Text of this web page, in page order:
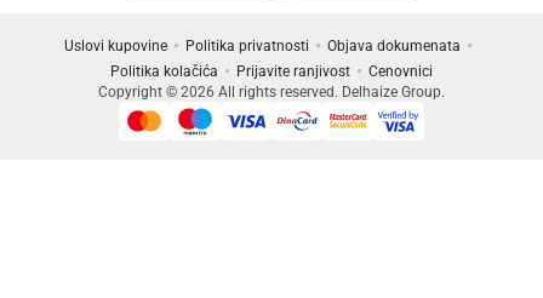
Uslovi kupovine Politika privatnosti
Objava dokumenata
Politika kolačića
Prijavite ranjivost
Cenovnici
Copyright © 2026 All rights reserved. Delhaize Group.